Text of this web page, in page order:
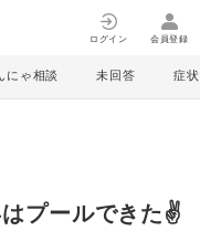
ログイン 会員登録
にゃ相談 未回答 症状
プールできた✌️